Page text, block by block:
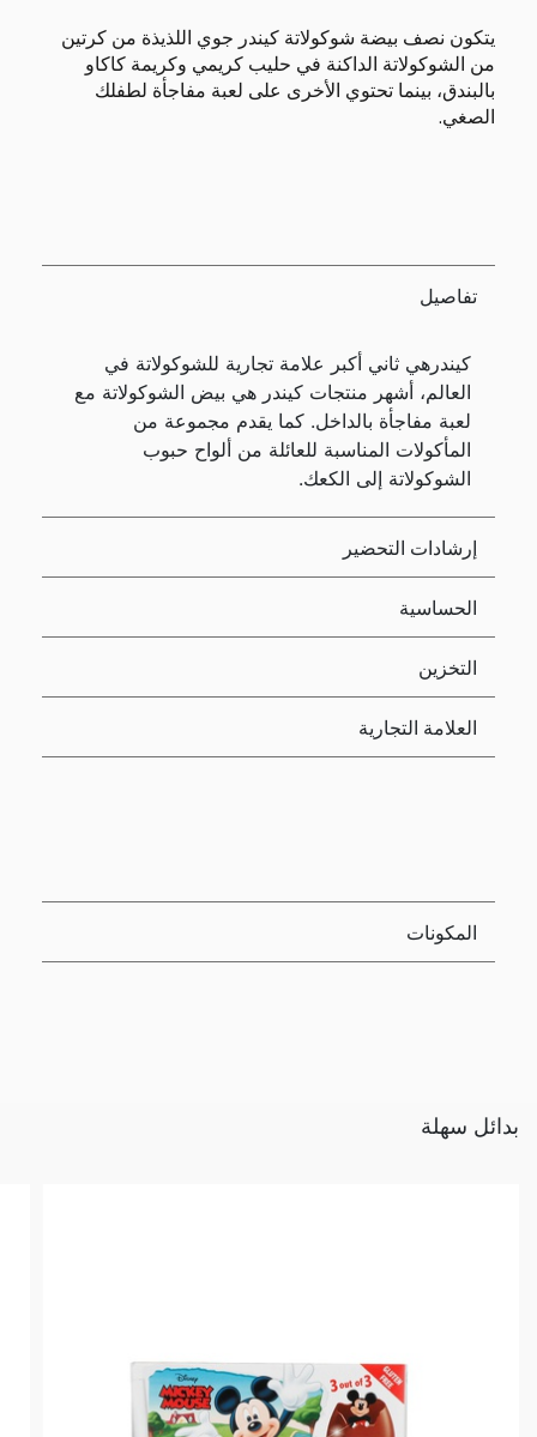
يتكون نصف بيضة شوكولاتة كيندر جوي اللذيذة من كرتين
من الشوكولاتة الداكنة في حليب كريمي وكريمة كاكاو
بالبندق، بينما تحتوي الأخرى على لعبة مفاجأة لطفلك
الصغي.
تفاصيل
كيندرهي ثاني أكبر علامة تجارية للشوكولاتة في
العالم، أشهر منتجات كيندر هي بيض الشوكولاتة مع
لعبة مفاجأة بالداخل. كما يقدم مجموعة من
المأكولات المناسبة للعائلة من ألواح حبوب
الشوكولاتة إلى الكعك.
إرشادات التحضير
الحساسية
التخزين
العلامة التجارية
المكونات
بدائل سهلة